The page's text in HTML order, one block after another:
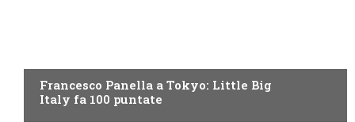
Francesco Panella a Tokyo: Little Big
Italy fa 100 puntate